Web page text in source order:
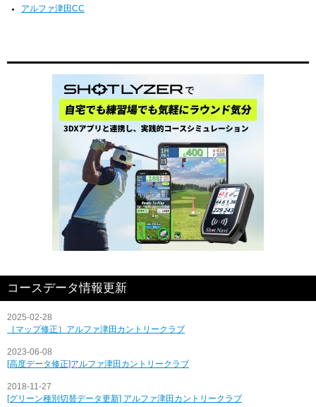
アルファ津田CC
コースデータ情報更新
2025-02-28
［マップ修正］アルファ津田カントリークラブ
2023-06-08
[高度データ修正]アルファ津田カントリークラブ
2018-11-27
[グリーン種別切替データ更新] アルファ津田カントリークラブ